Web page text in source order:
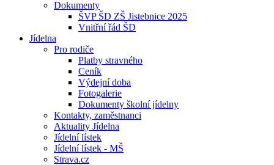
Dokumenty
ŠVP ŠD ZŠ Jistebnice 2025
Vnitřní řád ŠD
Jídelna
Pro rodiče
Platby stravného
Ceník
Výdejní doba
Fotogalerie
Dokumenty školní jídelny
Kontakty, zaměstnanci
Aktuality Jídelna
Jídelní lístek
Jídelní lístek - MŠ
Strava.cz